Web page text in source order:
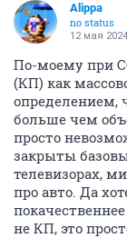
Alippa
no status
12 мая 2024
По-моему при
(КП) как
определением,
больше чем
просто
закрыты
телевизорах,
про авто. Да
не КП, это